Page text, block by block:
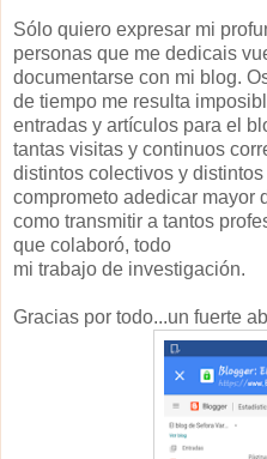
Sólo quiero expresar mi
personas que me dedicais
documentarse con mi blog.
de tiempo me resulta
entradas y artículos para el
tantas visitas y continuos
distintos colectivos y
comprometo adedicar mayor
como transmitir a tantos
que colaboró, todo
mi trabajo de investigación.
Gracias por todo...un fuerte